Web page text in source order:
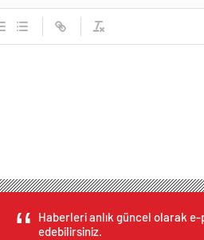
Haberleri anlık güncel olarak
edebilirsiniz.